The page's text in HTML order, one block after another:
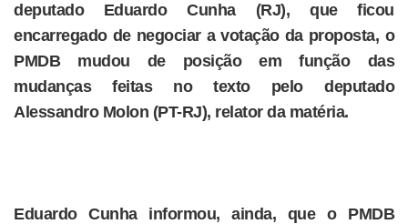
deputado Eduardo Cunha (RJ), que ficou
encarregado de negociar a votação da proposta, o
PMDB mudou de posição em função das
mudanças feitas no texto pelo deputado
Alessandro Molon (PT-RJ), relator da matéria.
Eduardo Cunha informou, ainda, que o PMDB